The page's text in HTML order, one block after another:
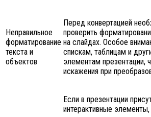
Неправильное
форматирование
текста и
объектов
Перед конвертацией
проверить
на слайдах. Особое
спискам, таблицам и
элементам презентации,
искажения при
Если в презентации
интерактивные элементы,